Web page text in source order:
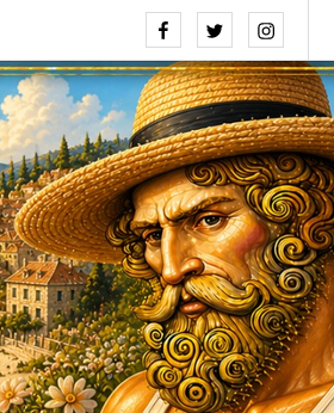
FacebookTwitterInstagram